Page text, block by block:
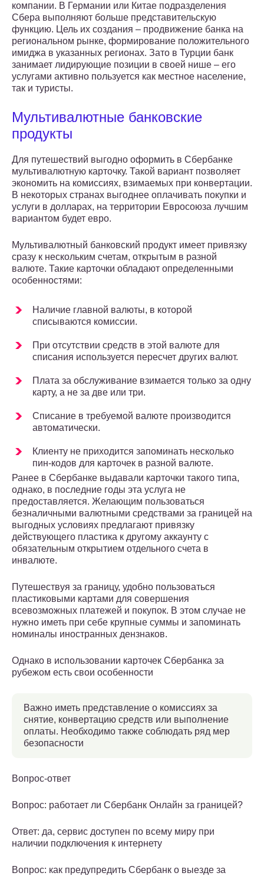
компании. В Германии или Китае подразделения
Сбера выполняют больше представительскую
функцию. Цель их создания – продвижение банка на
региональном рынке, формирование положительного
имиджа в указанных регионах. Зато в Турции банк
занимает лидирующие позиции в своей нише – его
услугами активно пользуется как местное население,
так и туристы.
Мультивалютные банковские
продукты
Для путешествий выгодно оформить в Сбербанке
мультивалютную карточку. Такой вариант позволяет
экономить на комиссиях, взимаемых при конвертации.
В некоторых странах выгоднее оплачивать покупки и
услуги в долларах, на территории Евросоюза лучшим
вариантом будет евро.
Мультивалютный банковский продукт имеет привязку
сразу к нескольким счетам, открытым в разной
валюте. Такие карточки обладают определенными
особенностями:
Наличие главной валюты, в которой
списываются комиссии.
При отсутствии средств в этой валюте для
списания используется пересчет других валют.
Плата за обслуживание взимается только за одну
карту, а не за две или три.
Списание в требуемой валюте производится
автоматически.
Клиенту не приходится запоминать несколько
пин-кодов для карточек в разной валюте.
Ранее в Сбербанке выдавали карточки такого типа,
однако, в последние годы эта услуга не
предоставляется. Желающим пользоваться
безналичными валютными средствами за границей на
выгодных условиях предлагают привязку
действующего пластика к другому аккаунту с
обязательным открытием отдельного счета в
инвалюте.
Путешествуя за границу, удобно пользоваться
пластиковыми картами для совершения
всевозможных платежей и покупок. В этом случае не
нужно иметь при себе крупные суммы и запоминать
номиналы иностранных дензнаков.
Однако в использовании карточек Сбербанка за
рубежом есть свои особенности
Важно иметь представление о комиссиях за
снятие, конвертацию средств или выполнение
оплаты. Необходимо также соблюдать ряд мер
безопасности
Вопрос-ответ
Вопрос: работает ли Сбербанк Онлайн за границей?
Ответ: да, сервис доступен по всему миру при
наличии подключения к интернету
Вопрос: как предупредить Сбербанк о выезде за